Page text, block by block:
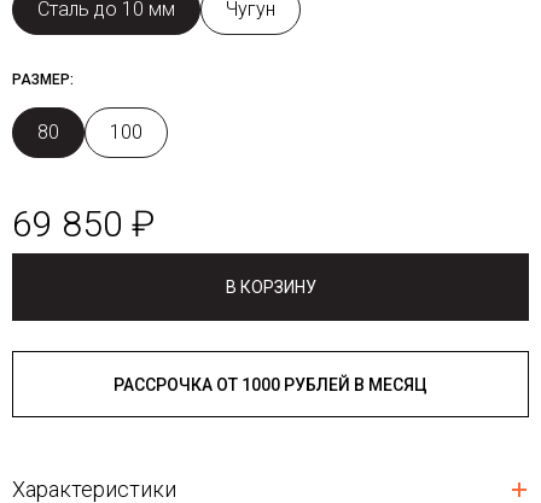
Сталь до 10 мм Чугун
РАЗМЕР:
80 100
69 850 ₽
В КОРЗИНУ
РАССРОЧКА ОТ 1000 РУБЛЕЙ В МЕСЯЦ
Характеристики